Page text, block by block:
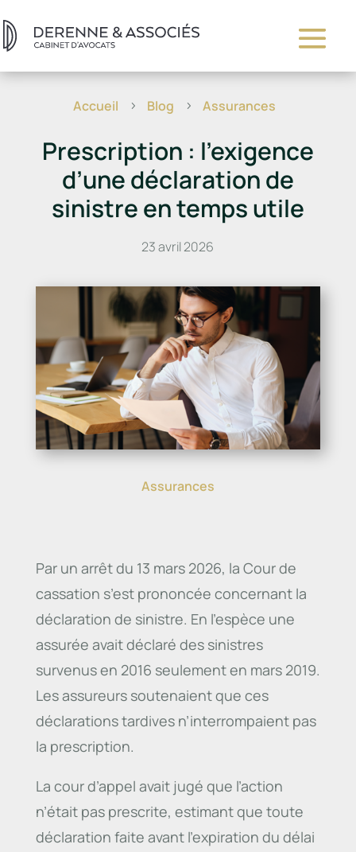
Accueil 5 Blog 5 Assurances
Prescription : l’exigence
d’une déclaration de
sinistre en temps utile
23 avril 2026
Assurances
Par un arrêt du 13 mars 2026, la Cour de
cassation s’est prononcée concernant la
déclaration de sinistre. En l’espèce une
assurée avait déclaré des sinistres
survenus en 2016 seulement en mars 2019.
Les assureurs soutenaient que ces
déclarations tardives n’interrompaient pas
la prescription.
La cour d’appel avait jugé que l’action
n’était pas prescrite, estimant que toute
déclaration faite avant l’expiration du délai